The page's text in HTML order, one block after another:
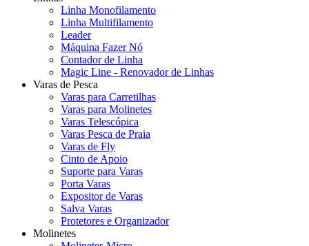
Linha Monofilamento
Linha Multifilamento
Leader
Máquina Fazer Nó
Contador de Linha
Magic Line - Renovador de Linhas
Varas de Pesca
Varas para Carretilhas
Varas para Molinetes
Varas Telescópica
Varas Pesca de Praia
Varas de Fly
Cinto de Apoio
Suporte para Varas
Porta Varas
Expositor de Varas
Salva Varas
Protetores e Organizador
Molinetes